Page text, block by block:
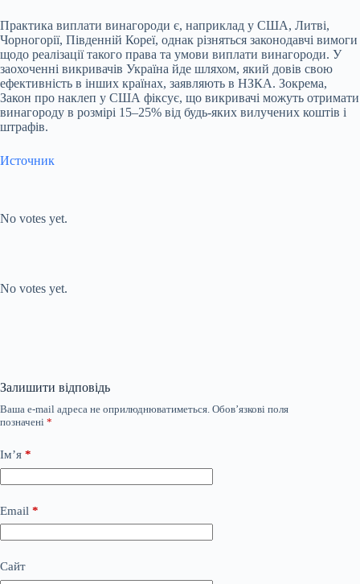
Практика виплати винагороди є, наприклад у США, Литві,
Чорногорії, Південній Кореї, однак різняться законодавчі вимоги
щодо реалізації такого права та умови виплати винагороди. У
заохоченні викривачів Україна йде шляхом, який довів свою
ефективність в інших країнах, заявляють в НЗКА. Зокрема,
Закон про наклеп у США фіксує, що викривачі можуть отримати
винагороду в розмірі 15–25% від будь-яких вилучених коштів і
штрафів.
Источник
No votes yet.
No votes yet.
Залишити відповідь
Ваша e-mail адреса не оприлюднюватиметься. Обов’язкові поля
позначені *
Ім’я *
Email *
Сайт